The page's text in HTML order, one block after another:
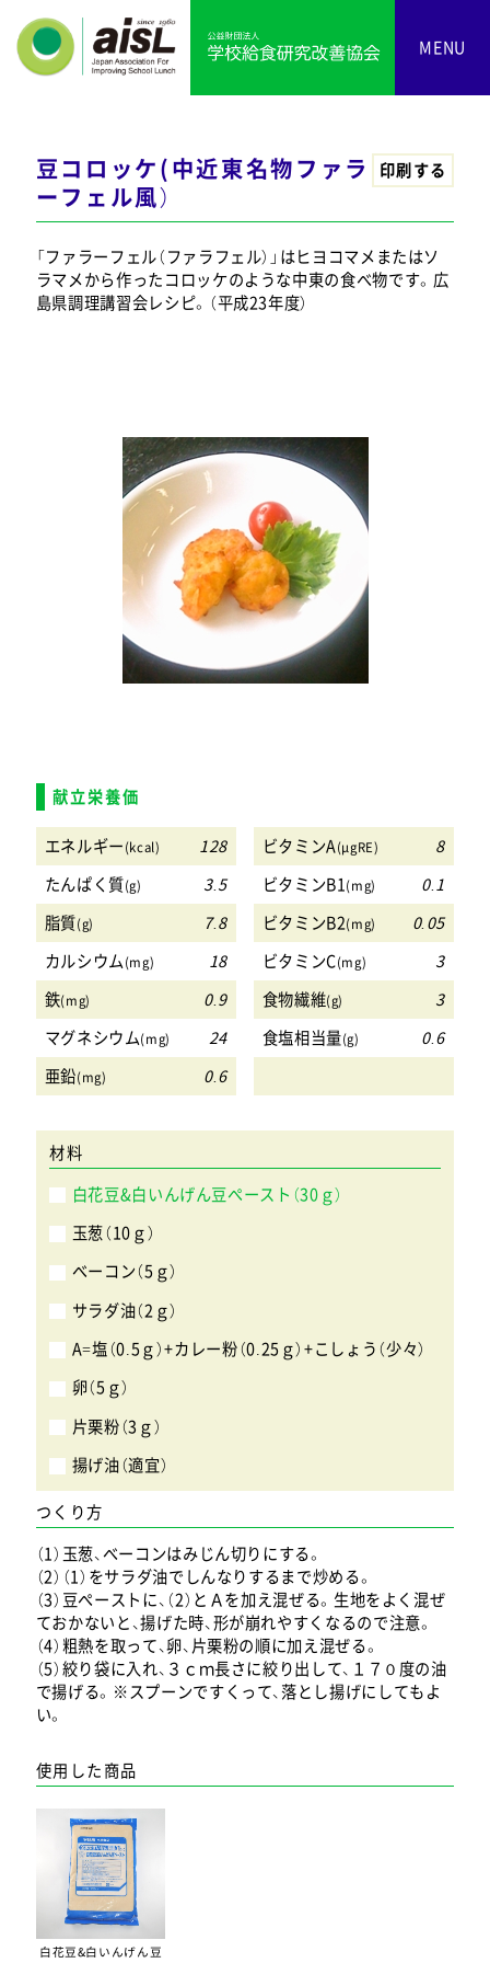
MENU
豆コロッケ(中近東名物ファラ
ーフェル風）
印刷する
「ファラーフェル（ファラフェル）」はヒヨコマメまたはソ
ラマメから作ったコロッケのような中東の食べ物です。広
島県調理講習会レシピ。（平成23年度）
献立栄養価
エネルギー(kcal) 128 ビタミンA(μgRE)
8
たんぱく質(g) 3.5 ビタミンB1(mg)
0.1
脂質(g) 7.8 ビタミンB2(mg)
0.05
カルシウム(mg) 18 ビタミンC(mg)
3
鉄(mg) 0.9 食物繊維(g)
3
マグネシウム(mg) 24 食塩相当量(g)
0.6
亜鉛(mg) 0.6
材料
白花豆&白いんげん豆ペースト（30ｇ）
玉葱（10ｇ）
ベーコン（5ｇ）
サラダ油（2ｇ）
A=塩（0.5ｇ）+カレー粉（0.25ｇ）+こしょう（少々）
卵（5ｇ）
片栗粉（3ｇ）
揚げ油（適宜）
つくり方
（1）玉葱、ベーコンはみじん切りにする。
（2）（1）をサラダ油でしんなりするまで炒める。
（3）豆ペーストに、（2）とＡを加え混ぜる。生地をよく混ぜ
ておかないと、揚げた時、形が崩れやすくなるので注意。
（4）粗熱を取って、卵、片栗粉の順に加え混ぜる。
（5）絞り袋に入れ、３ｃｍ長さに絞り出して、１７０度の油
で揚げる。※スプーンですくって、落とし揚げにしてもよ
い。
使用した商品
白花豆&白いんげん豆